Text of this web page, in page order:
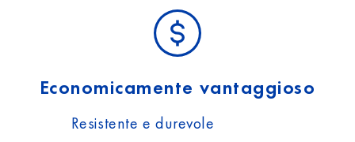
Economicamente vantaggioso
Resistente e durevole